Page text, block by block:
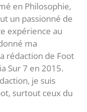
en Philosophie,
un passionné de
expérience au
ma
rédaction de Foot
Sur 7 en 2015.
je suis
surtout ceux du